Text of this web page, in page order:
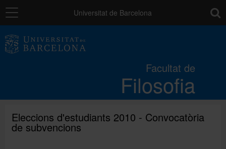
Navegació Universitat de Barcelona
Facultat de
Filosofia
Estudis
Recerca i innovació
Eleccions d'estudiants 2010 - Convocatòria
de subvencions